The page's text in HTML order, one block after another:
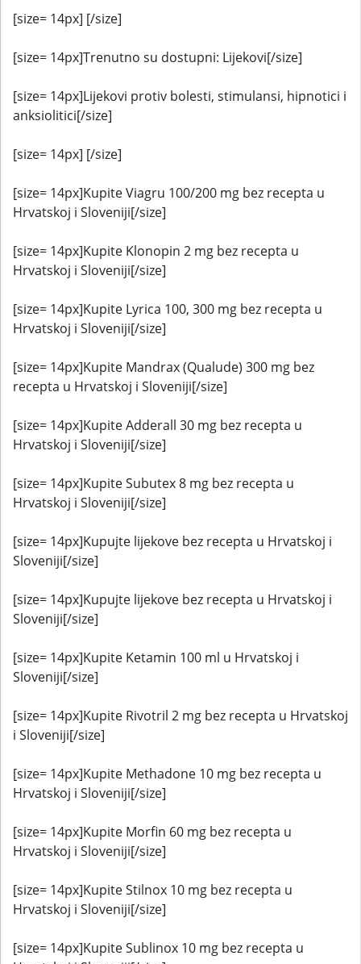
[size= 14px] [/size]
[size= 14px]Trenutno su dostupni: Lijekovi[/size]
[size= 14px]Lijekovi protiv bolesti, stimulansi, hipnotici i
anksiolitici[/size]
[size= 14px] [/size]
[size= 14px]Kupite Viagru 100/200 mg bez recepta u
Hrvatskoj i Sloveniji[/size]
[size= 14px]Kupite Klonopin 2 mg bez recepta u
Hrvatskoj i Sloveniji[/size]
[size= 14px]Kupite Lyrica 100, 300 mg bez recepta u
Hrvatskoj i Sloveniji[/size]
[size= 14px]Kupite Mandrax (Qualude) 300 mg bez
recepta u Hrvatskoj i Sloveniji[/size]
[size= 14px]Kupite Adderall 30 mg bez recepta u
Hrvatskoj i Sloveniji[/size]
[size= 14px]Kupite Subutex 8 mg bez recepta u
Hrvatskoj i Sloveniji[/size]
[size= 14px]Kupujte lijekove bez recepta u Hrvatskoj i
Sloveniji[/size]
[size= 14px]Kupujte lijekove bez recepta u Hrvatskoj i
Sloveniji[/size]
[size= 14px]Kupite Ketamin 100 ml u Hrvatskoj i
Sloveniji[/size]
[size= 14px]Kupite Rivotril 2 mg bez recepta u Hrvatskoj
i Sloveniji[/size]
[size= 14px]Kupite Methadone 10 mg bez recepta u
Hrvatskoj i Sloveniji[/size]
[size= 14px]Kupite Morfin 60 mg bez recepta u
Hrvatskoj i Sloveniji[/size]
[size= 14px]Kupite Stilnox 10 mg bez recepta u
Hrvatskoj i Sloveniji[/size]
[size= 14px]Kupite Sublinox 10 mg bez recepta u